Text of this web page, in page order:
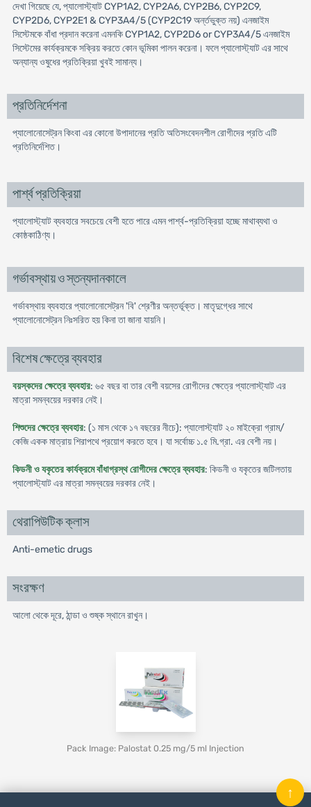
দেখা গিয়েছে যে, প্যালোস্ট্যাট CYP1A2, CYP2A6, CYP2B6, CYP2C9,
CYP2D6, CYP2E1 & CYP3A4/5 (CYP2C19 অর্ন্তভুক্ত নয়) এনজাইম
সিস্টেমকে বাঁধা প্রদান করেনা এমনকি CYP1A2, CYP2D6 or CYP3A4/5 এনজাইম
সিস্টেমের কার্যক্রমকে সক্রিয় করতে কোন ভূমিকা পালন করেনা। ফলে প্যালোস্ট্যাট এর সাথে
অন্যান্য ওষুধের প্রতিক্রিয়া খুবই সামান্য।
প্রতিনির্দেশনা
প্যালোনোসেট্রন কিংবা এর কোনো উপাদানের প্রতি অতিসংবেদনশীল রোগীদের প্রতি এটি
প্রতিনির্দেশিত।
পার্শ্ব প্রতিক্রিয়া
প্যালোস্ট্যাট ব্যবহারে সবচেয়ে বেশী হতে পারে এমন পার্শ্ব-প্রতিক্রিয়া হচ্ছে মাথাব্যথা ও
কোষ্ঠকাঠিণ্য।
গর্ভাবস্থায় ও স্তন্যদানকালে
গর্ভাবস্থায় ব্যবহারে প্যালোনোসেট্রন 'বি' শ্রেণীর অন্তর্ভূক্ত। মাতৃদুগ্ধের সাথে
প্যালোনোসেট্রন নিঃসরিত হয় কিনা তা জানা যায়নি।
বিশেষ ক্ষেত্রে ব্যবহার
বয়স্কদের ক্ষেত্রে ব্যবহার: ৬৫ বছর বা তার বেশী বয়সের রোগীদের ক্ষেত্রে প্যালোস্ট্যাট এর
মাত্রা সমন্বয়ের দরকার নেই।
শিশুদের ক্ষেত্রে ব্যবহার: (১ মাস থেকে ১৭ বছরের নীচে): প্যালোস্ট্যাট ২০ মাইক্রো গ্রাম/
কেজি একক মাত্রায় শিরাপথে প্রয়োগ করতে হবে। যা সর্বোচ্চ ১.৫ মি.গ্রা. এর বেশী নয়।
কিডনী ও যকৃতের কার্যক্রমে বাঁধাগ্রস্থ রোগীদের ক্ষেত্রে ব্যবহার: কিডনী ও যকৃতের জটিলতায়
প্যালোস্ট্যাট এর মাত্রা সমন্বয়ের দরকার নেই।
থেরাপিউটিক ক্লাস
Anti-emetic drugs
সংরক্ষণ
আলো থেকে দূরে, ঠান্ডা ও শুষ্ক স্থানে রাখুন।
Pack Image: Palostat 0.25 mg/5 ml Injection
↑